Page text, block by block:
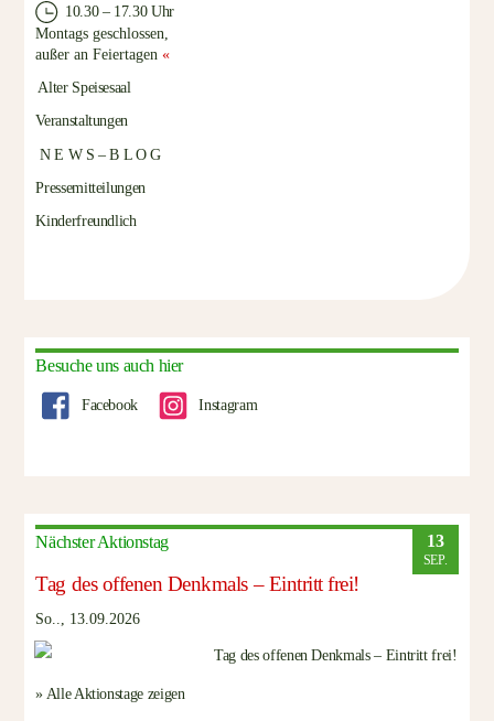
10.30 – 17.30 Uhr
Montags geschlossen,
außer an Feiertagen«
Alter Speisesaal
Veranstaltungen
N E W S – B L O G
Pressemitteilungen
Kinderfreundlich
Besuche uns auch hier
Facebook Instagram
Nächster Aktionstag 13
SEP.
Tag des offenen Denkmals – Eintritt frei!
So.., 13.09.2026
» Alle Aktionstage zeigen